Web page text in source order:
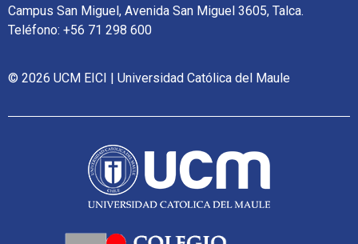
Campus San Miguel, Avenida San Miguel 3605, Talca.
Teléfono: +56 71 298 600
© 2026 UCM EICI | Universidad Católica del Maule